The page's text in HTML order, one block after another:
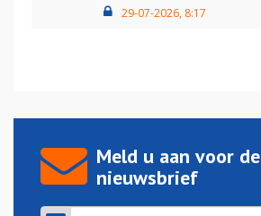
29-07-2026, 8:17
Meld u aan voor de
nieuwsbrief